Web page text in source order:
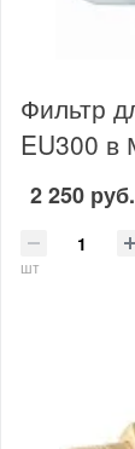
Фильтр
EU300 в
2 250 руб.
шт